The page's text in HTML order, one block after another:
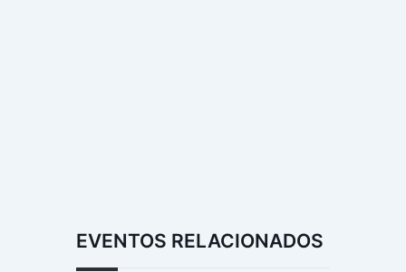
EVENTOS RELACIONADOS